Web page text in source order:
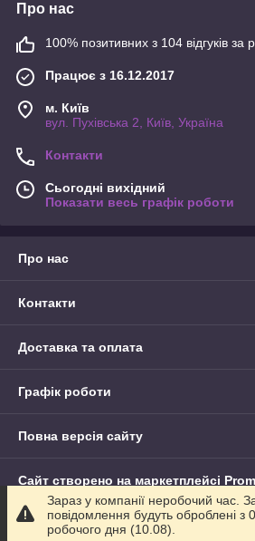
Про нас
100% позитивних з 104 відгуків за
Працює з 16.12.2017
м. Київ
вул. Пухівська 2, Київ, Україна
Контакти
Сьогодні вихідний
Показати весь графік роботи
Про нас
Контакти
Доставка та оплата
Графік роботи
Повна версія сайту
Сайт створено на маркетплейсі
Політика конфіденційності
Зараз у компанії неробочий час.
повідомлення будуть оброблені з
робочого дня (10.08).